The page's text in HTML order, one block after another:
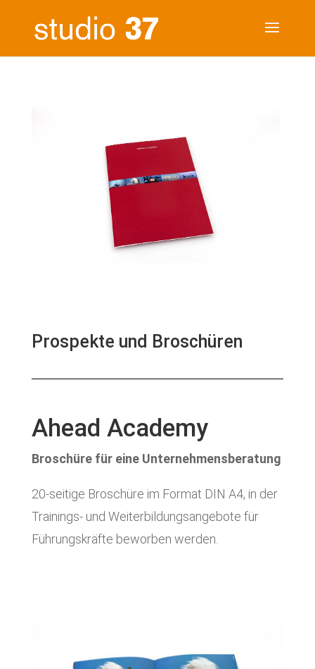
Prospekte und Broschüren
Ahead Academy
Broschüre für eine Unternehmensberatung
20-seitige Broschüre im Format DIN A4, in der
Trainings- und Weiterbildungsangebote für
Führungskräfte beworben werden.